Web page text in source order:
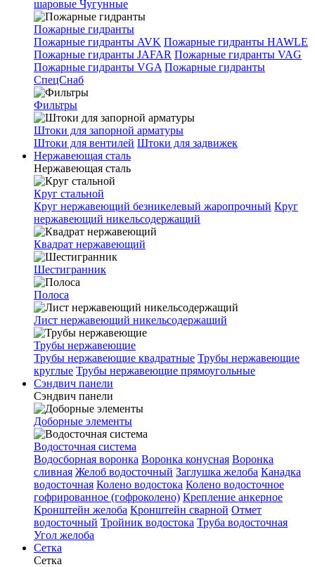
шаровые Чугунные
Пожарные гидранты
Пожарные гидранты AVK Пожарные гидранты HAWLE
Пожарные гидранты JAFAR Пожарные гидранты VAG
Пожарные гидранты VGA Пожарные гидранты
СпецСнаб
Фильтры
Штоки для запорной арматуры
Штоки для вентилей Штоки для задвижек
Нержавеющая сталь
Нержавеющая сталь
Круг стальной
Круг нержавеющий безникелевый жаропрочный Круг
нержавеющий никельсодержащий
Квадрат нержавеющий
Шестигранник
Полоса
Лист нержавеющий никельсодержащий
Трубы нержавеющие
Трубы нержавеющие квадратные Трубы нержавеющие
круглые Трубы нержавеющие прямоугольные
Сэндвич панели
Сэндвич панели
Доборные элементы
Водосточная система
Водосборная воронка Воронка конусная Воронка
сливная Желоб водосточный Заглушка желоба Канадка
водосточная Колено водостока Колено водосточное
гофрированное (гофроколено) Крепление анкерное
Кронштейн желоба Кронштейн сварной Отмет
водосточный Тройник водостока Труба водосточная
Угол желоба
Сетка
Сетка